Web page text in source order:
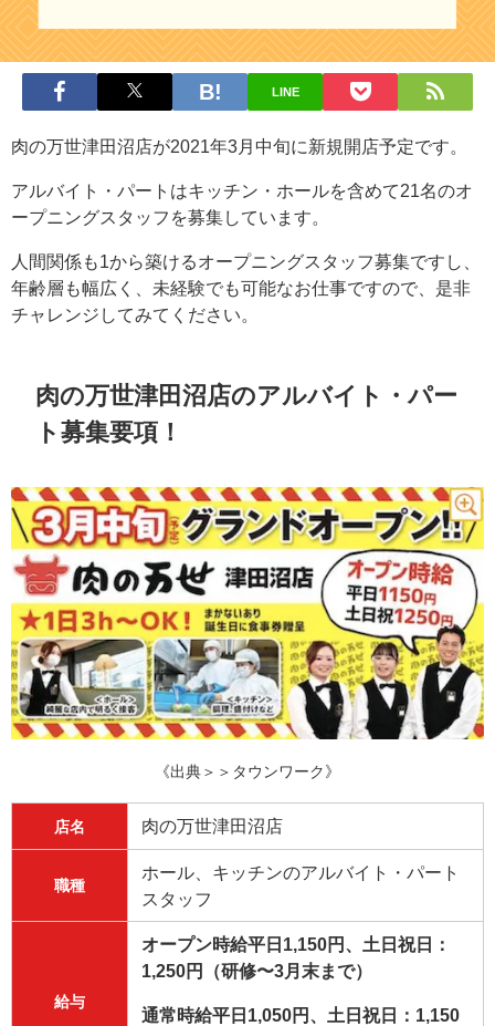
LINE
肉の万世津田沼店が2021年3月中旬に新規開店予定です。
アルバイト・パートはキッチン・ホールを含めて21名のオ
ープニングスタッフを募集しています。
人間関係も1から築けるオープニングスタッフ募集ですし、
年齢層も幅広く、未経験でも可能なお仕事ですので、是非
チャレンジしてみてください。
肉の万世津田沼店のアルバイト・パー
ト募集要項！
《出典＞＞タウンワーク》
店名 肉の万世津田沼店
職種
ホール、キッチンのアルバイト・パート
スタッフ
給与
オープン時給平日1,150円、土日祝日：
1,250円（研修〜3月末まで）
通常時給平日1,050円、土日祝日：1,150